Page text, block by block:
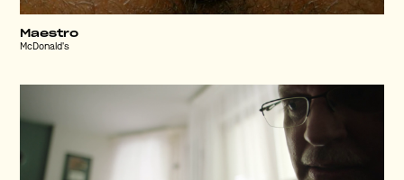
Maestro
McDonald's